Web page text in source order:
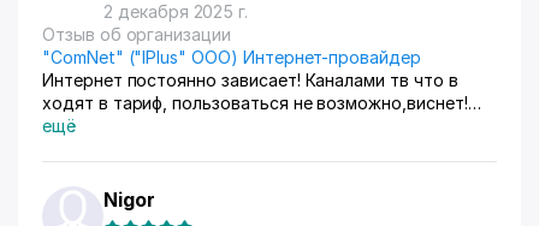
2 декабря 2025 г.
Отзыв об организации
"ComNet" ("IPlus" OOO) Интернет-провайдер
Интернет постоянно зависает! Каналами тв что в
ходят в тариф, пользоваться не возможно,виснет!
Думаем отключиться!
ещё
Nigor